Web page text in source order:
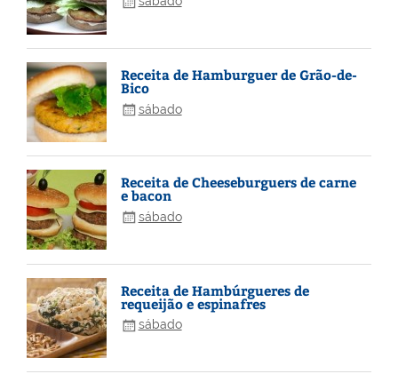
Receita de Hamburguer de Grão-de-
Bico
sábado
Receita de Cheeseburguers de carne
e bacon
sábado
Receita de Hambúrgueres de
requeijão e espinafres
sábado